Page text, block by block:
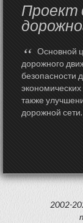
Проект
“ Основной
дорожного
безопасности
также
дорожной сети.
2002-